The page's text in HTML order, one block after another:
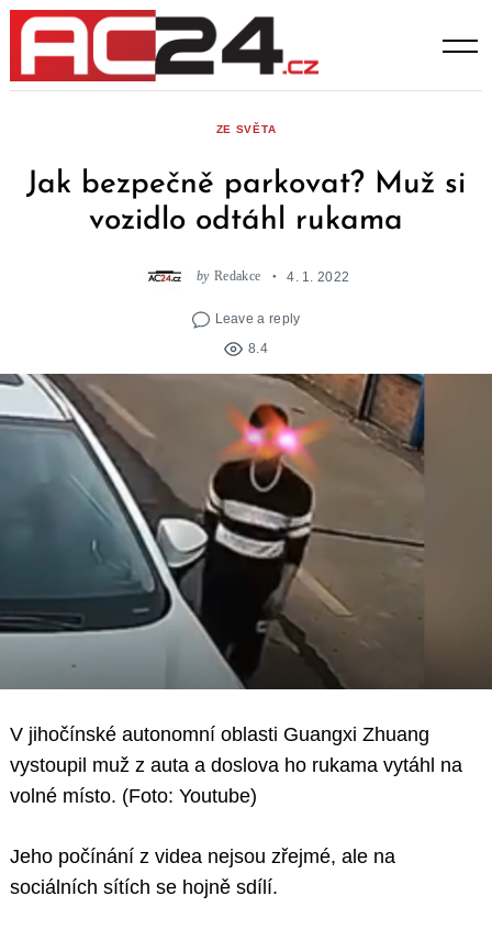
Skip
content
ZE SVĚTA
Jak bezpečně parkovat? Muž si
vozidlo odtáhl rukama
by Redakce 4. 1. 2022
Leave a reply
8.4
V jihočínské autonomní oblasti Guangxi Zhuang
vystoupil muž z auta a doslova ho rukama vytáhl na
volné místo. (Foto: Youtube)
Jeho počínání z videa nejsou zřejmé, ale na
sociálních sítích se hojně sdílí.